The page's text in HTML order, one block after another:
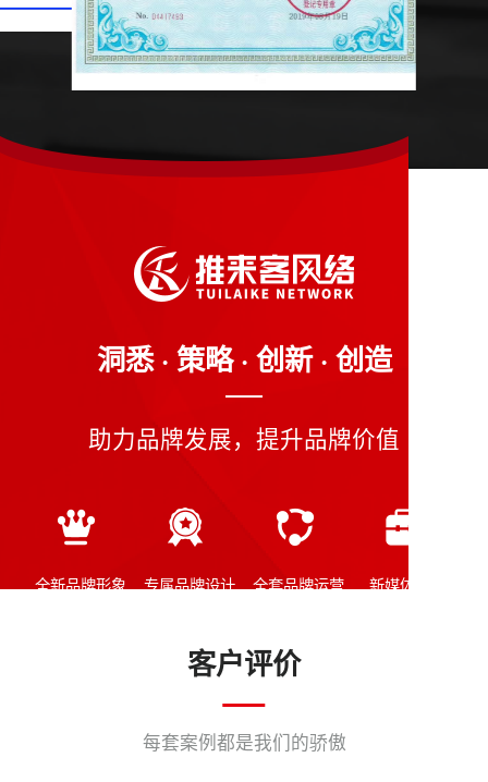
洞悉 · 策略 · 创新 · 创造
助力品牌发展，提升品牌价值
全新品牌形象 专属品牌设计 全套品牌运营 新媒体工具
客户评价
每套案例都是我们的骄傲